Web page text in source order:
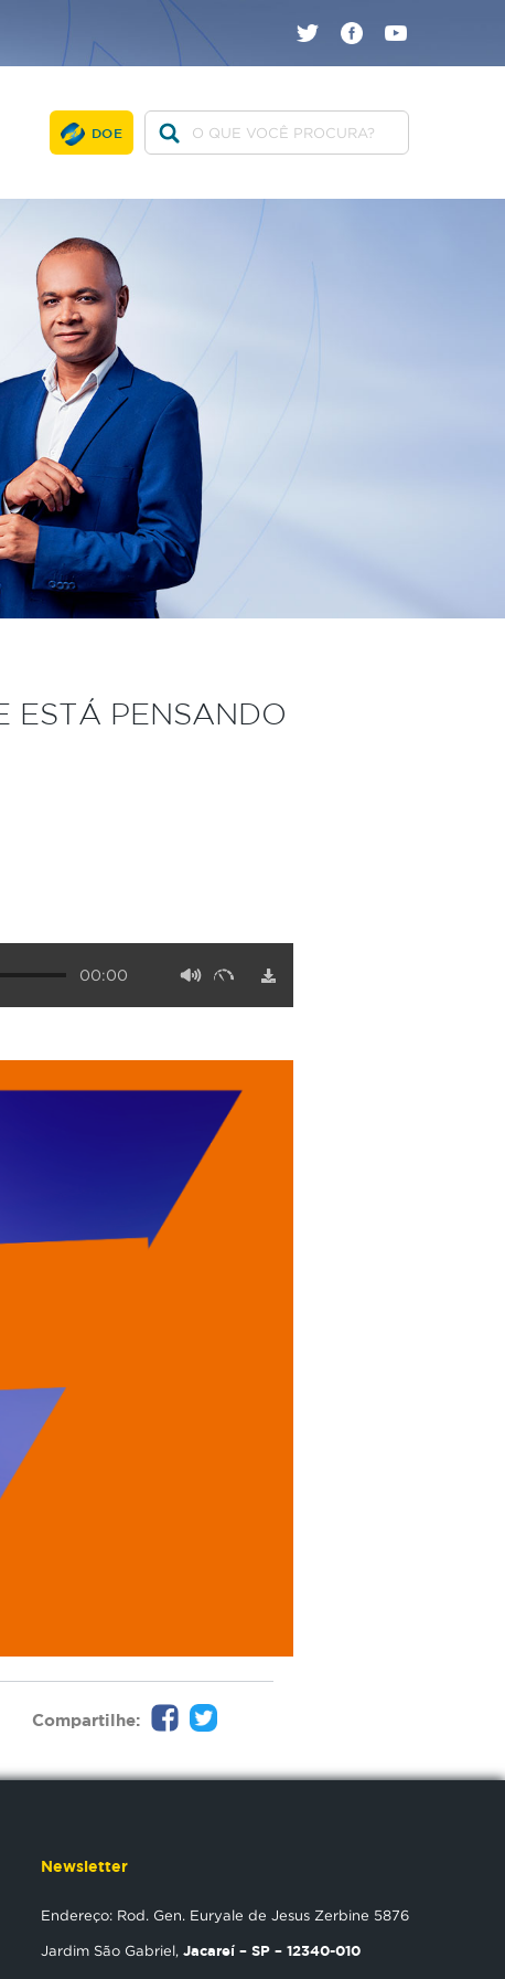
DOE
ESTÁ PENSANDO
00:00
Compartilhe:
Newsletter
Endereço: Rod. Gen. Euryale de Jesus Zerbine 5876
Jardim São Gabriel, Jacareí – SP – 12340-010